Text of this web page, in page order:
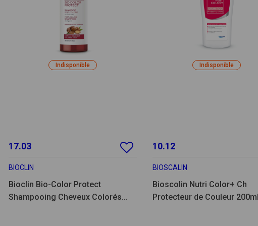
Indisponible
17.03
BIOCLIN
Bioclin Bio-Color Protect
Shampooing Cheveux Colorés
Indisponible
10.12
BIOSCALIN
Bioscolin Nutri Color+ Ch
Protecteur de Couleur